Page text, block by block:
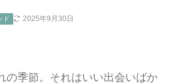
ド 2025年9月30日
の季節。それはいい出会いばか